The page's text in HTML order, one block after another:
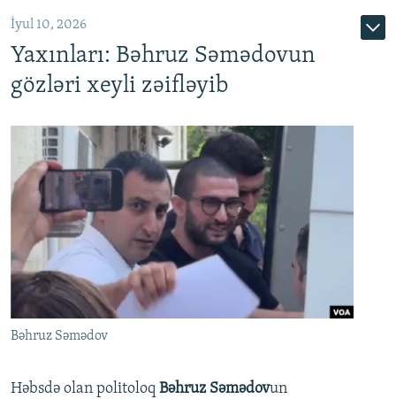
İyul 10, 2026
Yaxınları: Bəhruz Səmədovun
gözləri xeyli zəifləyib
Bəhruz Səmədov
Həbsdə olan politoloq Bəhruz Səmədovun